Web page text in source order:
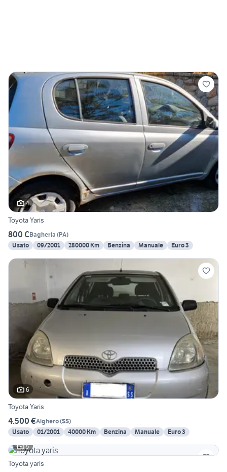
4
Toyota Yaris
800 €Bagheria (PA)
Usato
09/2001 280000 Km Benzina Manuale Euro 3
6
Toyota Yaris
4.500 €Alghero(SS)
Usato
01/2001 40000 Km Benzina Manuale
Euro 3
5
Toyota yaris